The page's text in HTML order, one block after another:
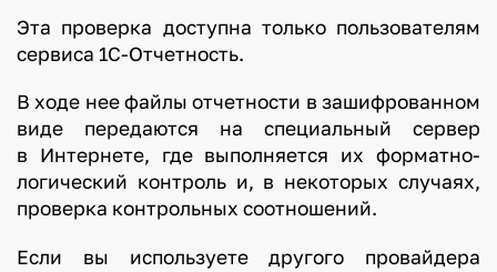
Эта проверка доступна только пользователям
сервиса 1С-Отчетность.
В ходе нее файлы отчетности в зашифрованном
виде передаются на специальный сервер
в Интернете, где выполняется их форматно-
логический контроль и, в некоторых случаях,
проверка контрольных соотношений.
Если вы используете другого провайдера